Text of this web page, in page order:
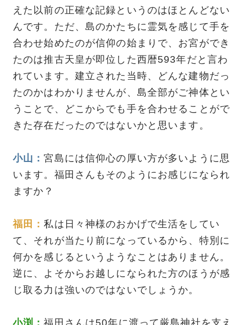
えた以前の正確な記録というのはほとんどない
んです。ただ、島のかたちに霊気を感じて手を
合わせ始めたのが信仰の始まりで、お宮ができ
たのは推古天皇が即位した西暦593年だと言わ
れています。建立された当時、どんな建物だっ
たのかはわかりませんが、島全部がご神体とい
うことで、どこからでも手を合わせることがで
きた存在だったのではないかと思います。
小山：宮島には信仰心の厚い方が多いように思
います。福田さんもそのようにお感じになられ
ますか？
福田：私は日々神様のおかげで生活をしてい
て、それが当たり前になっているから、特別に
何かを感じるというようなことはありません。
逆に、よそからお越しになられた方のほうが感
じ取る力は強いのではないでしょうか。